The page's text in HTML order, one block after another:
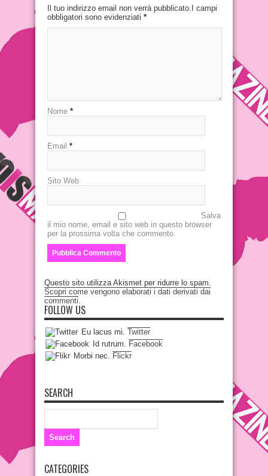
Il tuo indirizzo email non verrà pubblicato.I campi
obbligatori sono evidenziati *
Nome *
Email *
Sito Web
Salva
il mio nome, email e sito web in questo browser
per la prossima volta che commento.
Questo sito utilizza Akismet per ridurre lo spam.
Scopri come vengono elaborati i dati derivati dai
commenti.
FOLLOW US
Eu lacus mi. Twitter
Id rutrum. Facebook
Morbi nec. Flickr
SEARCH
CATEGORIES